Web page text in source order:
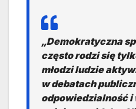
„Demokratyczna
często rodzi się
młodzi ludzie
w debatach
odpowiedzialność i